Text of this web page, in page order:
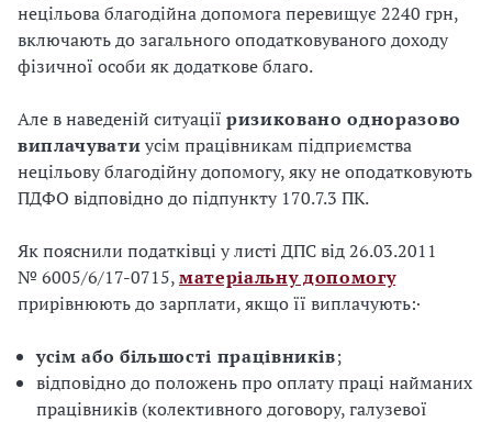
нецільова благодійна допомога перевищує 2240 грн,
включають до загального оподатковуваного доходу
фізичної особи як додаткове благо.
Але в наведеній ситуації ризиковано одноразово
виплачуватиусім працівникам підприємства
нецільову благодійну допомогу, яку не оподатковують
ПДФО відповідно до підпункту 170.7.3 ПК.
Як пояснили податківці у листі ДПС від 26.03.2011
№ 6005/6/17-0715,матеріальну допомогу
прирівнюють до зарплати, якщо її виплачують:·
усім або більшості працівників;
відповідно до положень про оплату праці найманих
працівників (колективного договору, галузевої